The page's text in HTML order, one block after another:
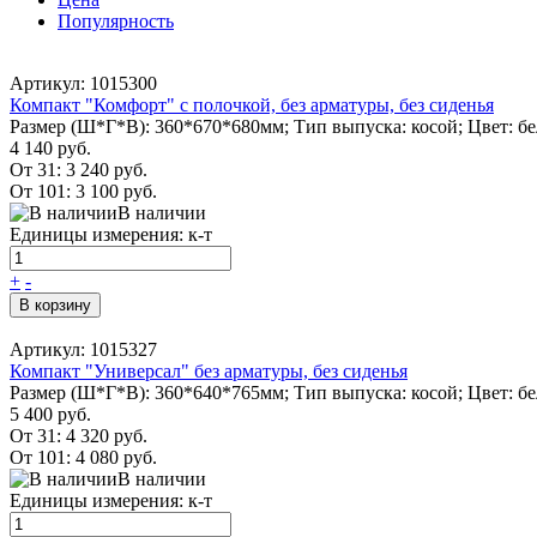
Популярность
Артикул: 1015300
Компакт "Комфорт" с полочкой, без арматуры, без сиденья
Размер (Ш*Г*В): 360*670*680мм; Тип выпуска: косой; Цвет:
4 140 руб.
От 31: 3 240 руб.
От 101: 3 100 руб.
В наличии
Единицы измерения: к-т
+ -
В корзину
Артикул: 1015327
Компакт "Универсал" без арматуры, без сиденья
Размер (Ш*Г*В): 360*640*765мм; Тип выпуска: косой; Цвет:
5 400 руб.
От 31: 4 320 руб.
От 101: 4 080 руб.
В наличии
Единицы измерения: к-т